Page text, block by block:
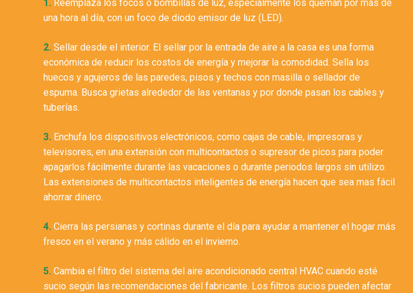
1. Reemplaza los focos o bombillas de luz, especialmente los queman por más de
una hora al día, con un foco de diodo emisor de luz (LED).
2. Sellar desde el interior. El sellar por la entrada de aire a la casa es una forma
económica de reducir los costos de energía y mejorar la comodidad. Sella los
huecos y agujeros de las paredes, pisos y techos con masilla o sellador de
espuma. Busca grietas alrededor de las ventanas y por donde pasan los cables y
tuberías.
3. Enchufa los dispositivos electrónicos, como cajas de cable, impresoras y
televisores, en una extensión con multicontactos o supresor de picos para poder
apagarlos fácilmente durante las vacaciones o durante periodos largos sin utilizo.
Las extensiones de multicontactos inteligentes de energía hacen que sea mas fácil
ahorrar dinero.
4. Cierra las persianas y cortinas durante el día para ayudar a mantener el hogar más
fresco en el verano y más cálido en el invierno.
5. Cambia el filtro del sistema del aire acondicionado central HVAC cuando esté
sucio según las recomendaciones del fabricante. Los filtros sucios pueden afectar